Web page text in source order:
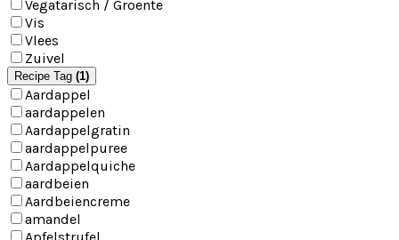
Vegatarisch / Groente
Vis
Vlees
Zuivel
Recipe
Tag
Recipe Tag (1)
Aardappel
aardappelen
Aardappelgratin
aardappelpuree
Aardappelquiche
aardbeien
Aardbeiencreme
amandel